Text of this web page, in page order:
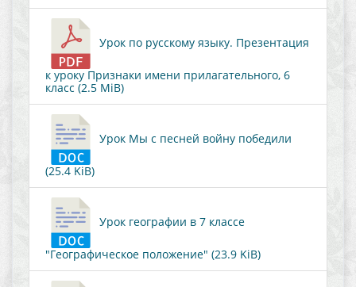
Урок по русскому языку. Презентация
к уроку Признаки имени прилагательного, 6
класс (2.5 MiB)
Урок Мы с песней войну победили
(25.4 KiB)
Урок географии в 7 классе
"Географическое положение" (23.9 KiB)